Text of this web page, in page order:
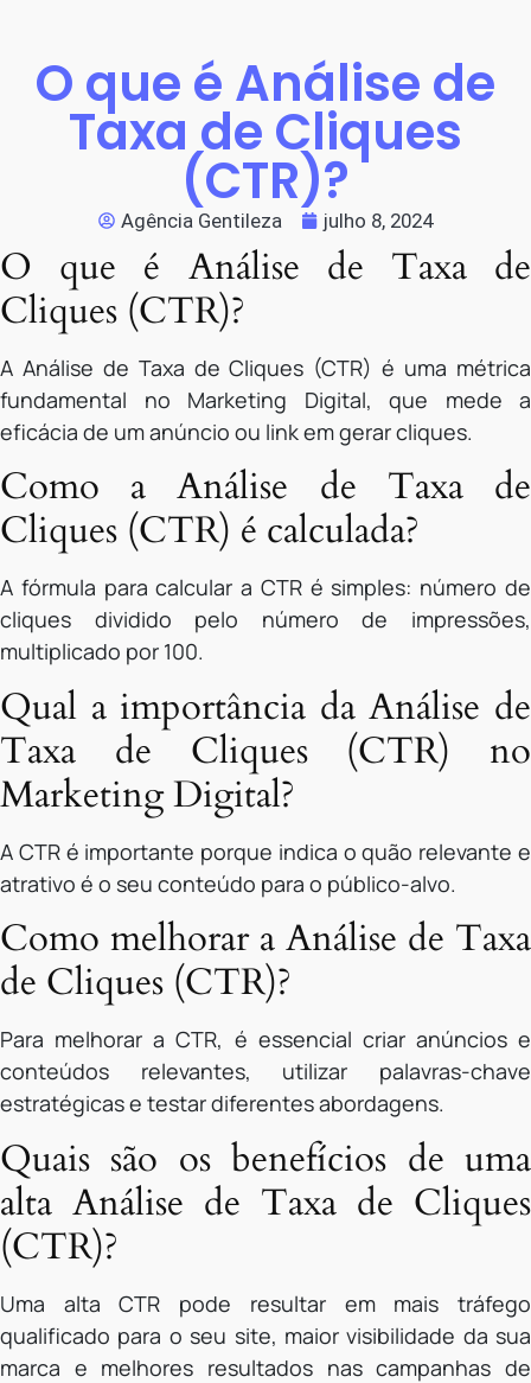
O que é Análise de
Taxa de Cliques
(CTR)?
Agência Gentileza julho 8, 2024
O que é Análise de Taxa de
Cliques (CTR)?
A Análise de Taxa de Cliques (CTR) é uma métrica
fundamental no Marketing Digital, que mede a
eficácia de um anúncio ou link em gerar cliques.
Como a Análise de Taxa de
Cliques (CTR) é calculada?
A fórmula para calcular a CTR é simples: número de
cliques dividido pelo número de impressões,
multiplicado por 100.
Qual a importância da Análise de
Taxa de Cliques (CTR) no
Marketing Digital?
A CTR é importante porque indica o quão relevante e
atrativo é o seu conteúdo para o público-alvo.
Como melhorar a Análise de Taxa
de Cliques (CTR)?
Para melhorar a CTR, é essencial criar anúncios e
conteúdos relevantes, utilizar palavras-chave
estratégicas e testar diferentes abordagens.
Quais são os benefícios de uma
alta Análise de Taxa de Cliques
(CTR)?
Uma alta CTR pode resultar em mais tráfego
qualificado para o seu site, maior visibilidade da sua
marca e melhores resultados nas campanhas de